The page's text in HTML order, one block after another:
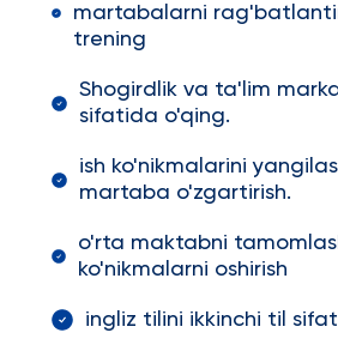
martabalarni
trening
Shogirdlik va ta'lim
sifatida o'qing.
ish ko'nikmalarini
martaba o'zgartirish.
o'rta maktabni
ko'nikmalarni oshirish
ingliz tilini ikkinchi til